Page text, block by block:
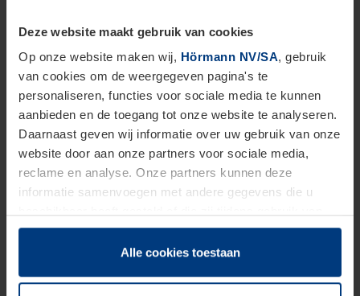
Deze website maakt gebruik van cookies
Op onze website maken wij, Hörmann NV/SA, gebruik
van cookies om de weergegeven pagina's te
personaliseren, functies voor sociale media te kunnen
aanbieden en de toegang tot onze website te analyseren.
Daarnaast geven wij informatie over uw gebruik van onze
website door aan onze partners voor sociale media,
reclame en analyse. Onze partners kunnen deze
informatie samenvoegen met andere gegevens die u
hun diensten hebben verzameld.
Juridisch hebben wij het recht om cookies op uw
van deze pagina's absoluut vereist is. Voor alle andere
Alle cookies toestaan